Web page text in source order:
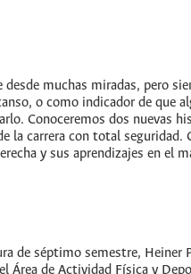
desde muchas miradas, pero
o como indicador de que
Conoceremos dos nuevas
la carrera con total
y sus aprendizajes en el
de séptimo semestre,
Área de Actividad Física y